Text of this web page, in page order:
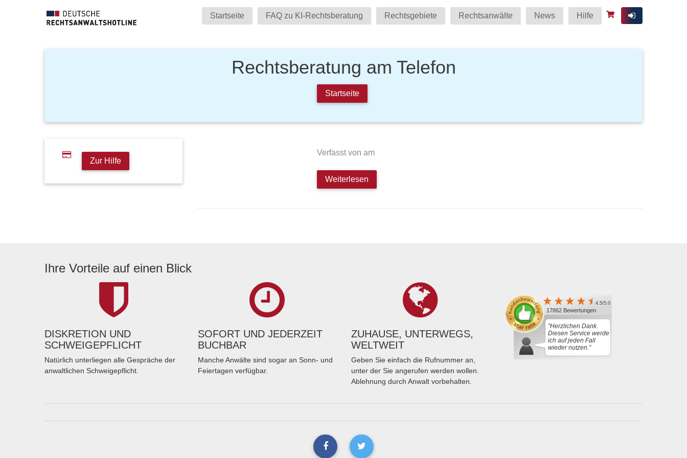
Startseite FAQ zu KI-Rechtsberatung Rechtsgebiete Rechtsanwälte News Hilfe
Rechtsberatung am Telefon
Startseite
Zur Hilfe
Verfasst von am
Weiterlesen
Ihre Vorteile auf einen Blick
DISKRETION UND
SCHWEIGEPFLICHT
Natürlich unterliegen alle Gespräche der
anwaltlichen Schweigepflicht.
SOFORT UND JEDERZEIT
BUCHBAR
Manche Anwälte sind sogar an Sonn- und
Feiertagen verfügbar.
ZUHAUSE, UNTERWEGS,
WELTWEIT
Geben Sie einfach die Rufnummer an,
unter der Sie angerufen werden wollen.
Ablehnung durch Anwalt vorbehalten.
4.5/5.0
17862 Bewertungen
"Herzlichen Dank.
Diesen Service werde
ich auf jeden Fall
wieder nutzen."